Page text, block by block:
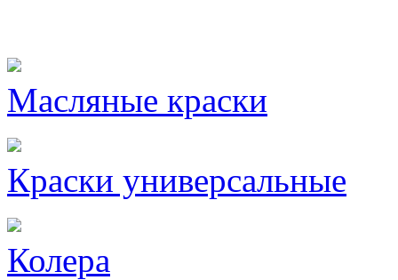
Масляные краски
Краски универсальные
Колера